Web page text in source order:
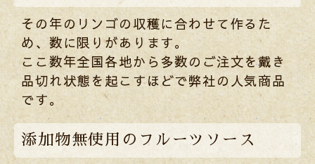
その年のリンゴの収穫に合わせて作るた
め、数に限りがあります。
ここ数年全国各地から多数のご注文を戴き
品切れ状態を起こすほどで弊社の人気商品
です。
添加物無使用のフルーツソース